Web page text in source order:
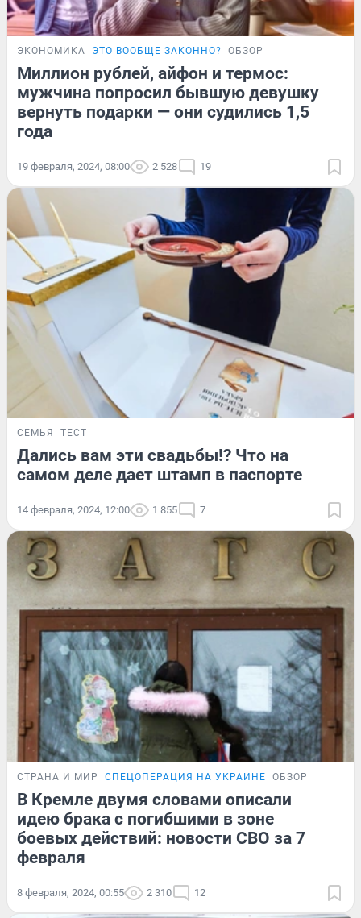
ЭКОНОМИКА ЭТО ВООБЩЕ ЗАКОННО? ОБЗОР
Миллион рублей, айфон и термос:
мужчина попросил бывшую девушку
вернуть подарки — они судились 1,5
года
19 февраля, 2024, 08:00 2 528 19
СЕМЬЯ ТЕСТ
Дались вам эти свадьбы!? Что на
самом деле дает штамп в паспорте
14 февраля, 2024, 12:00 1 855 7
СТРАНА И МИР СПЕЦОПЕРАЦИЯ НА УКРАИНЕ ОБЗОР
В Кремле двумя словами описали
идею брака с погибшими в зоне
боевых действий: новости СВО за 7
февраля
8 февраля, 2024, 00:55 2 310 12